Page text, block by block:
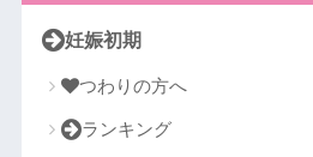
妊娠初期
つわりの方へ
ランキング